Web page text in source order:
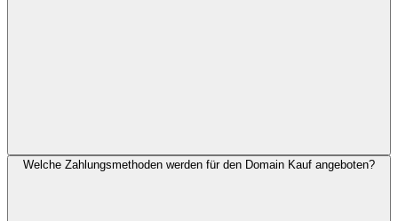
Welche Zahlungsmethoden werden für den Domain Kauf angeboten?